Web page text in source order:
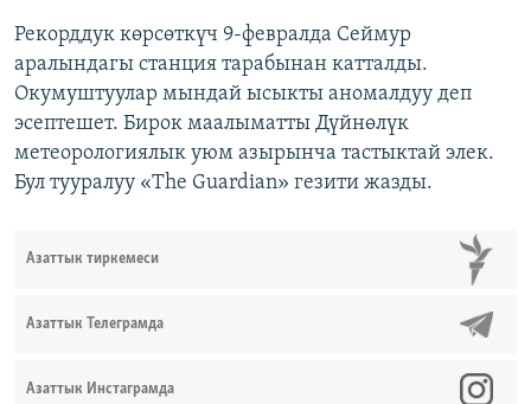
Рекорддук көрсөткүч 9-февралда Сеймур
аралындагы станция тарабынан катталды.
Окумуштуулар мындай ысыкты аномалдуу деп
эсептешет. Бирок маалыматты Дүйнөлүк
метеорологиялык уюм азырынча тастыктай элек.
Бул тууралуу «The Guardian» гезити жазды.
Азаттык тиркемеси
Азаттык Телеграмда
Азаттык Инстаграмда